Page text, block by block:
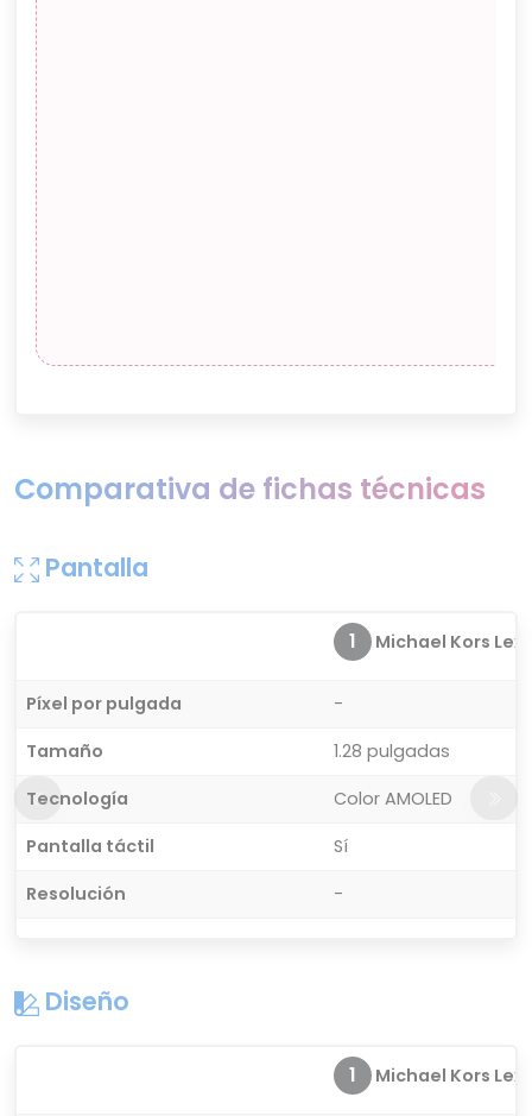
Comparativa de fichas técnicas
Pantalla
1 Michael Kors
Píxel por pulgada
-
Tamaño
1.28 pulgadas
Tecnología
Color AMOLED
Pantalla táctil
Sí
Resolución
-
Diseño
1 Michael Kors